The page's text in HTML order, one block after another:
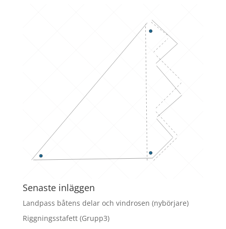
Senaste inläggen
Landpass båtens delar och vindrosen (nybörjare)
Riggningsstafett (Grupp3)